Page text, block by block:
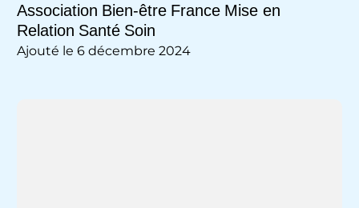
Association Bien-être France Mise en
Relation Santé Soin
Ajouté le 6 décembre 2024